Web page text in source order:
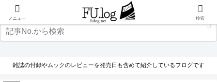
雑誌の付録やムックのレビューを発売日も含めて紹介しているフログです
メニュー 検索